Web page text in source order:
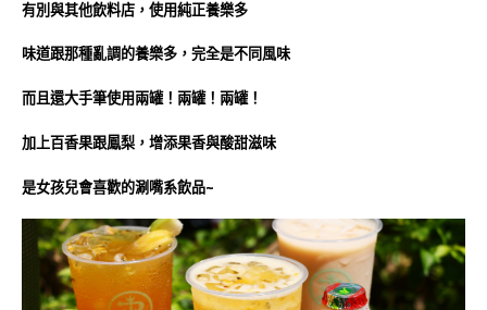
有別與其他飲料店，使用純正養樂多
味道跟那種亂調的養樂多，完全是不同風味
而且還大手筆使用兩罐！兩罐！兩罐！
加上百香果跟鳳梨，增添果香與酸甜滋味
是女孩兒會喜歡的涮嘴系飲品~